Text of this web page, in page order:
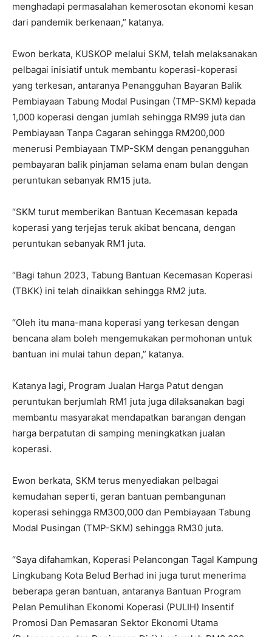
menghadapi permasalahan kemerosotan ekonomi kesan
dari pandemik berkenaan,” katanya.
Ewon berkata, KUSKOP melalui SKM, telah melaksanakan
pelbagai inisiatif untuk membantu koperasi-koperasi
yang terkesan, antaranya Penangguhan Bayaran Balik
Pembiayaan Tabung Modal Pusingan (TMP-SKM) kepada
1,000 koperasi dengan jumlah sehingga RM99 juta dan
Pembiayaan Tanpa Cagaran sehingga RM200,000
menerusi Pembiayaan TMP-SKM dengan penangguhan
pembayaran balik pinjaman selama enam bulan dengan
peruntukan sebanyak RM15 juta.
“SKM turut memberikan Bantuan Kecemasan kepada
koperasi yang terjejas teruk akibat bencana, dengan
peruntukan sebanyak RM1 juta.
“Bagi tahun 2023, Tabung Bantuan Kecemasan Koperasi
(TBKK) ini telah dinaikkan sehingga RM2 juta.
“Oleh itu mana-mana koperasi yang terkesan dengan
bencana alam boleh mengemukakan permohonan untuk
bantuan ini mulai tahun depan,” katanya.
Katanya lagi, Program Jualan Harga Patut dengan
peruntukan berjumlah RM1 juta juga dilaksanakan bagi
membantu masyarakat mendapatkan barangan dengan
harga berpatutan di samping meningkatkan jualan
koperasi.
Ewon berkata, SKM terus menyediakan pelbagai
kemudahan seperti, geran bantuan pembangunan
koperasi sehingga RM300,000 dan Pembiayaan Tabung
Modal Pusingan (TMP-SKM) sehingga RM30 juta.
“Saya difahamkan, Koperasi Pelancongan Tagal Kampung
Lingkubang Kota Belud Berhad ini juga turut menerima
beberapa geran bantuan, antaranya Bantuan Program
Pelan Pemulihan Ekonomi Koperasi (PULIH) Insentif
Promosi Dan Pemasaran Sektor Ekonomi Utama